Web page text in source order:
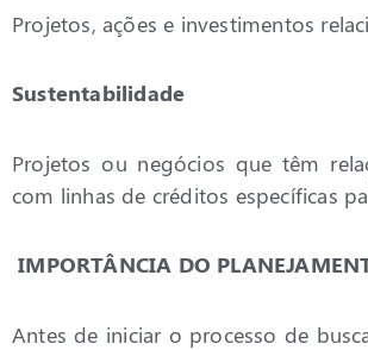
Projetos, ações e investimentos
Sustentabilidade
Projetos ou negócios que têm
com linhas de créditos específicas
IMPORTÂNCIA DO
Antes de iniciar o processo de